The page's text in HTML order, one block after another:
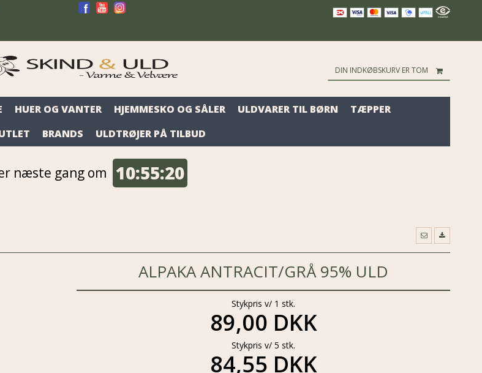
DIN INDKØBSKURV ER TOM
HUER OG VANTER HJEMMESKO OG SÅLER ULDVARER TIL BØRN
TÆPPER
BRANDS ULDTRØJER PÅ TILBUD
næste gang om 10:55:20
ALPAKA ANTRACIT/GRÅ 95% ULD
Stykpris v/ 1 stk.
89,00 DKK
Stykpris v/ 5 stk.
84,55 DKK